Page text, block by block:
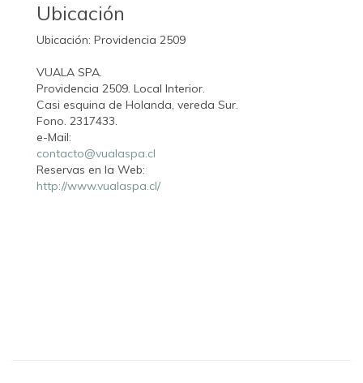
Ubicación
Ubicación: Providencia 2509
VUALA SPA.
Providencia 2509. Local Interior.
Casi esquina de Holanda, vereda Sur.
Fono. 2317433.
e-Mail:
contacto@vualaspa.cl
Reservas en la Web:
http://www.vualaspa.cl/